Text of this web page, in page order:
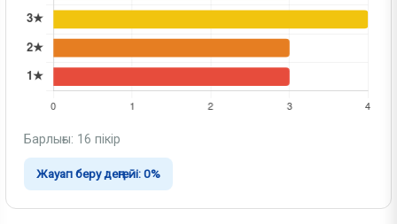
Барлығы: 16 пікір
Жауап беру деңгейі: 0%